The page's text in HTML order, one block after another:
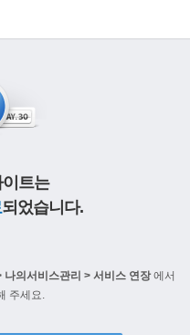
트는
되었습니다.
나의서비스관리 > 서비스 연장에서
주세요.